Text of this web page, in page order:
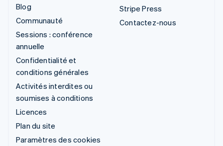
Blog
Communauté
Sessions : conférence
annuelle
Confidentialité et
conditions générales
Activités interdites ou
soumises à conditions
Licences
Plan du site
Paramètres des cookies
Stripe Press
Contactez-nous